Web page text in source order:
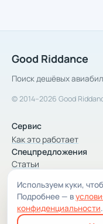
Good Riddance
Поиск дешёвых
© 2014–2026 Good
Сервис
Как это работает
Спецпредложения
Статьи
Компания
Компания и контакты
Условия
Используем куки,
Подробнее — в
конфиденциальности.